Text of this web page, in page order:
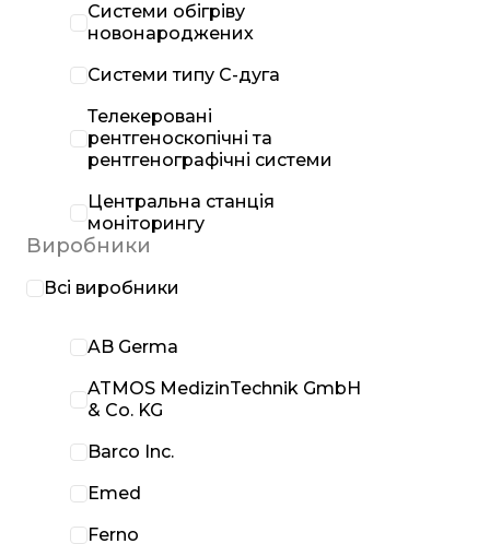
Системи обігріву
новонароджених
Системи типу С-дуга
Телекеровані
рентгеноскопічні та
рентгенографічні системи
Центральна станція
моніторингу
Виробники
Всі виробники
AB Germa
ATMOS MedizinTechnik GmbH
& Co. KG
Barco Inc.
Emed
Ferno